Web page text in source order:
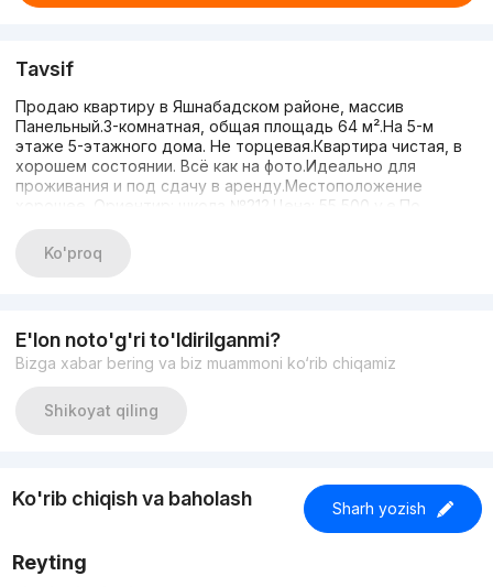
Tavsif
Продаю квартиру в Яшнабадском районе, массив
Панельный.3-комнатная, общая площадь 64 м².На 5-м
этаже 5-этажного дома. Не торцевая.Квартира чистая, в
хорошем состоянии. Всё как на фото.Идеально для
проживания и под сдачу в аренду.Местоположение
хорошее. Ориентир: школа №212.Цена: 55 500 у.е.По
Ko'proq
E'lon noto'g'ri to'ldirilganmi?
Bizga xabar bering va biz muammoni ko‘rib chiqamiz
Shikoyat qiling
Ko'rib chiqish va baholash Sharh yozish
Reyting